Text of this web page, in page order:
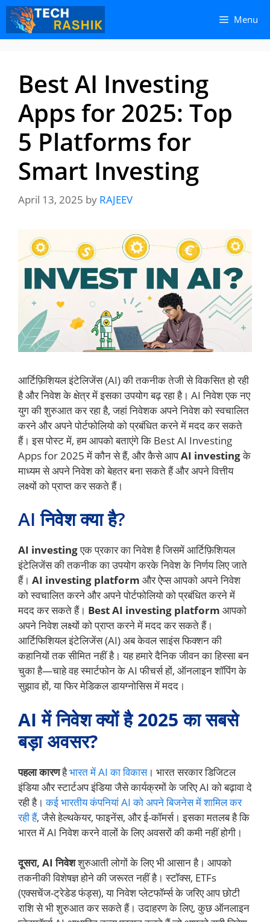
Skip
content
Skip
content
Menu
Best AI Investing
Apps for 2025: Top
5 Platforms for
Smart Investing
April 13, 2025 by RAJEEV
आर्टिफ़िशियल इंटेलिजेंस (AI) की तकनीक तेजी से विकसित हो रही
है और निवेश के क्षेत्र में इसका उपयोग बढ़ रहा है। AI निवेश एक नए
युग की शुरुआत कर रहा है, जहां निवेशक अपने निवेश को स्वचालित
करने और अपने पोर्टफोलियो को प्रबंधित करने में मदद कर सकते
हैं। इस पोस्ट में, हम आपको बताएंगे कि Best AI Investing
Apps for 2025 में कौन से हैं, और कैसे आपAI investingके
माध्यम से अपने निवेश को बेहतर बना सकते हैं और अपने वित्तीय
लक्ष्यों को प्राप्त कर सकते हैं।
AI निवेश क्या है?
AI investingएक प्रकार का निवेश है जिसमें आर्टिफ़िशियल
इंटेलिजेंस की तकनीक का उपयोग करके निवेश के निर्णय लिए जाते
हैं। AI investing platform और ऐप्स आपको अपने निवेश
को स्वचालित करने और अपने पोर्टफोलियो को प्रबंधित करने में
मदद कर सकते हैं। Best AI investing platform आपको
अपने निवेश लक्ष्यों को प्राप्त करने में मदद कर सकते हैं।
आर्टिफिशियल इंटेलिजेंस (AI) अब केवल साइंस फिक्शन की
कहानियों तक सीमित नहीं है। यह हमारे दैनिक जीवन का हिस्सा बन
चुका है—चाहे वह स्मार्टफोन के AI फीचर्स हों, ऑनलाइन शॉपिंग के
सुझाव हों, या फिर मेडिकल डायग्नोसिस में मदद।
AI में निवेश क्यों है 2025 का सबसे
बड़ा अवसर?
पहला कारणहैभारत में AI का विकास। भारत सरकार डिजिटल
इंडिया और स्टार्टअप इंडिया जैसे कार्यक्रमों के जरिए AI को बढ़ावा दे
रही है।कई भारतीय कंपनियां AI को अपने बिजनेस में शामिल कर
रही हैं, जैसे हेल्थकेयर, फाइनेंस, और ई-कॉमर्स। इसका मतलब है कि
भारत में AI निवेश करने वालों के लिए अवसरों की कमी नहीं होगी।
दूसरा, AI निवेशशुरुआती लोगों के लिए भी आसान है। आपको
तकनीकी विशेषज्ञ होने की जरूरत नहीं है। स्टॉक्स, ETFs
(एक्सचेंज-ट्रेडेड फंड्स), या निवेश प्लेटफॉर्म्स के जरिए आप छोटी
राशि से भी शुरुआत कर सकते हैं। उदाहरण के लिए, कुछ ऑनलाइन